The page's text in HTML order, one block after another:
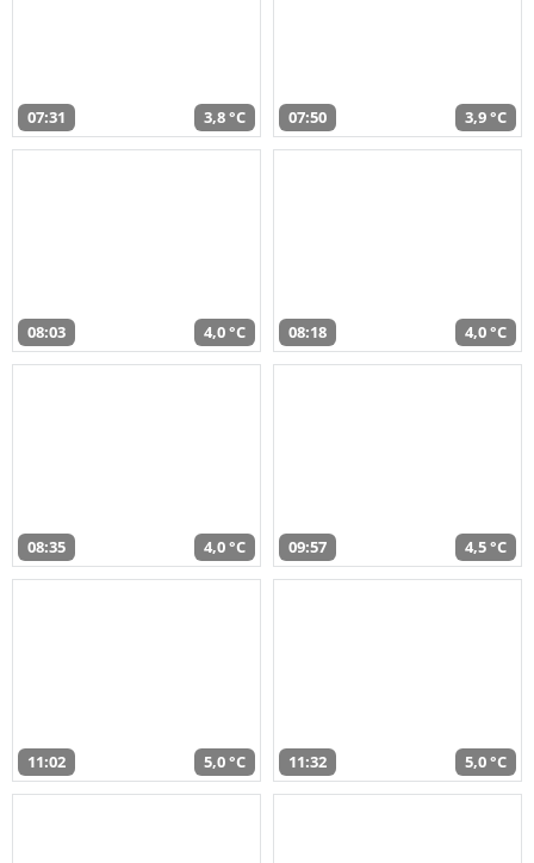
07:31 3,8 °C 07:50 3,9 °C
08:03 4,0 °C 08:18 4,0 °C
08:35 4,0 °C 09:57 4,5 °C
11:02 5,0 °C 11:32 5,0 °C